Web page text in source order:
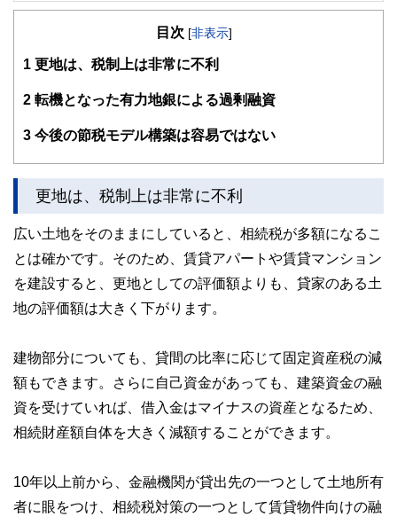
目次 [非表示]
1 更地は、税制上は非常に不利
2 転機となった有力地銀による過剰融資
3 今後の節税モデル構築は容易ではない
更地は、税制上は非常に不利
広い土地をそのままにしていると、相続税が多額になるこ
とは確かです。そのため、賃貸アパートや賃貸マンション
を建設すると、更地としての評価額よりも、貸家のある土
地の評価額は大きく下がります。
建物部分についても、貸間の比率に応じて固定資産税の減
額もできます。さらに自己資金があっても、建築資金の融
資を受けていれば、借入金はマイナスの資産となるため、
相続財産額自体を大きく減額することができます。
10年以上前から、金融機関が貸出先の一つとして土地所有
者に眼をつけ、相続税対策の一つとして賃貸物件向けの融